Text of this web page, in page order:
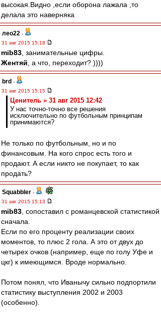
высокая.Видно ,если оборона лажала ,то
делала это наверняка
лео22 -
31 авг 2015 15:18
mib83 , занимательные цифры.
Жентяй , а что, переходит? ))))
brd -
31 авг 2015 15:15
Ценитель » 31 авг 2015 12:42
У нас точно-точно все решения
исключительно по футбольным принципам
принимаются?
Не только по футбольным, но и по
финансовым. На кого спрос есть того и
продают. А если никто не покупает, то как
продать?
Squabbler -
31 авг 2015 15:13
mib83 , сопоставил с романцевской статистикой
сначала.
Если по его проценту реализации своих
моментов, то плюс 2 гола. А это от двух до
четырех очков (например, еще по голу Уфе и
цкг) к имеющимся. Вроде нормально.
Потом понял, что Иванычу сильно подпортили
статистику выступления 2002 и 2003
(особенно).